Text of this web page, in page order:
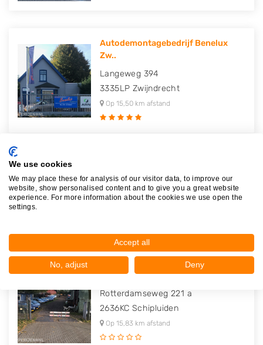
Autodemontagebedrijf Benelux
Zw..
Langeweg 394
3335LP Zwijndrecht
Op 15,50 km afstand
Van Cleeffstraat 1
3113AK Schiedam
Autosloperij Delft B.V.
Rotterdamseweg 221 a
2636KC Schipluiden
Op 15,83 km afstand
We use cookies
We may place these for analysis of our visitor data, to improve our
website, show personalised content and to give you a great website
experience. For more information about the cookies we use open the
settings.
Accept all
No, adjust Deny